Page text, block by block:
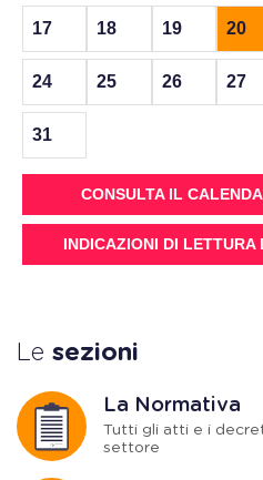
17 18 19 20
24 25 26 27
31
CONSULTA IL
INDICAZIONI DI LETTURA
Le sezioni
La Normativa
Tutti gli atti e i
settore